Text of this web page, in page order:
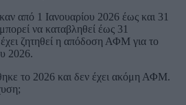
από 1 Ιανουαρίου 2026 έως και 31
να καταβληθεί έως 31
ζητηθεί η απόδοση ΑΦΜ για το
2026.
το 2026 και δεν έχει ακόμη ΑΦΜ.